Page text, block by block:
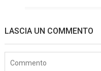
LASCIA UN COMMENTO